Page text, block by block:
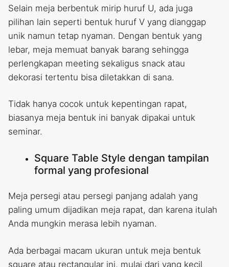
Selain meja berbentuk mirip huruf U, ada juga
pilihan lain seperti bentuk huruf V yang dianggap
unik namun tetap nyaman. Dengan bentuk yang
lebar, meja memuat banyak barang sehingga
perlengkapan meeting sekaligus snack atau
dekorasi tertentu bisa diletakkan di sana.
Tidak hanya cocok untuk kepentingan rapat,
biasanya meja bentuk ini banyak dipakai untuk
seminar.
Square Table Style dengan tampilan
formal yang profesional
Meja persegi atau persegi panjang adalah yang
paling umum dijadikan meja rapat, dan karena itulah
Anda mungkin merasa lebih nyaman.
Ada berbagai macam ukuran untuk meja bentuk
square atau rectangular ini, mulai dari yang kecil